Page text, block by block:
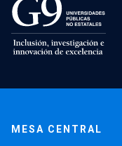
MESA CENTRAL